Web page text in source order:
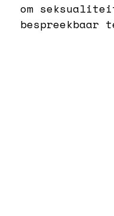
om
bespreekbaar